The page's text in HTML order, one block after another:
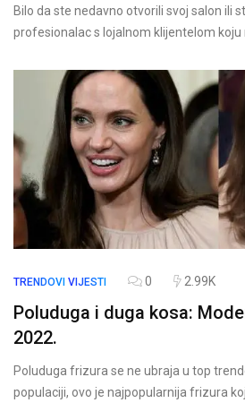
Bilo da ste nedavno otvorili svoj salon ili
profesionalac s lojalnom klijentelom koju
TRENDOVI VIJESTI 0 2.99K
Poluduga i duga kosa:
2022.
Poluduga frizura se ne ubraja u top
populaciji, ovo je najpopularnija frizura